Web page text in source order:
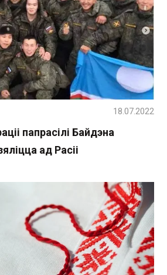
папрасілі Байдэна
ад Расіі
18.07.2022